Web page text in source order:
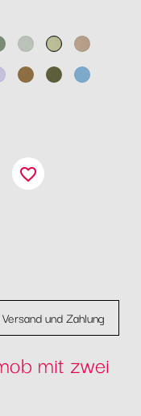
Lehmgrau
LindgrünMuskat
Lebkuchen
PestoMaya
favorite_border
Versand und Zahlung
mit zwei